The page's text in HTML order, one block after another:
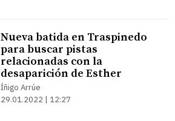
Nueva batida en Traspinedo
para buscar pistas
relacionadas con la
desaparición de Esther
Íñigo Arrúe
29.01.2022 | 12:27